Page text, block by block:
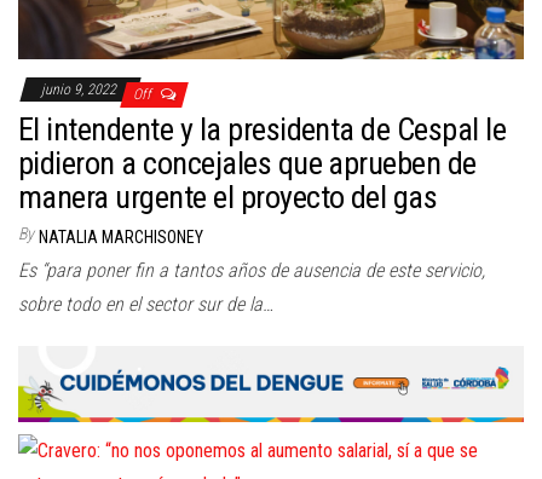
junio 9, 2022 Off
El intendente y la presidenta de Cespal le
pidieron a concejales que aprueben de
manera urgente el proyecto del gas
By NATALIA MARCHISONEY
Es “para poner fin a tantos años de ausencia de este servicio,
sobre todo en el sector sur de la…